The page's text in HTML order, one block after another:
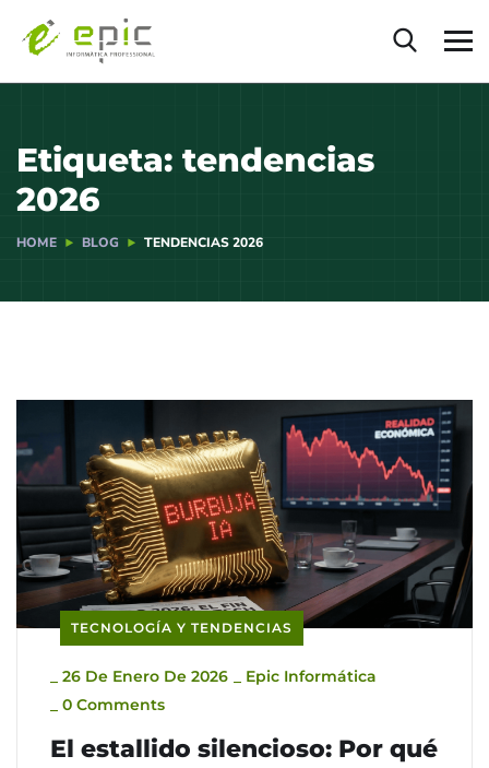
Etiqueta: tendencias
2026
HOME BLOG TENDENCIAS 2026
TECNOLOGÍA Y TENDENCIAS
26 De Enero De 2026
Epic Informática
0 Comments
El estallido silencioso: Por qué